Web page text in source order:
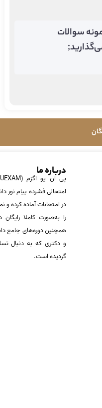
سوالات
درباره ما
امتحانی فشرده پیام نور
در امتحانات آماده‌ کرده
را به‌صورت کاملا
همچنین دوره‌های جامع
و دکتری که به دنبال
گردیده است.